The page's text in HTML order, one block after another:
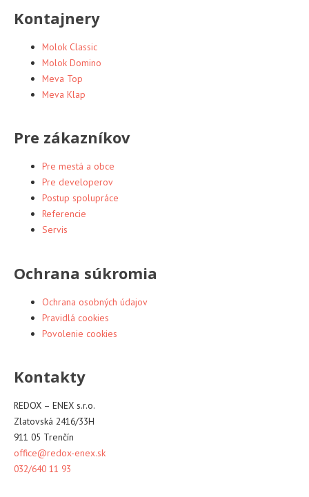
Kontajnery
Molok Classic
Molok Domino
Meva Top
Meva Klap
Pre zákazníkov
Pre mestá a obce
Pre developerov
Postup spolupráce
Referencie
Servis
Ochrana súkromia
Ochrana osobných údajov
Pravidlá cookies
Povolenie cookies
Kontakty
REDOX – ENEX s.r.o.
Zlatovská 2416/33H
911 05 Trenčín
office@redox-enex.sk
032/640 11 93